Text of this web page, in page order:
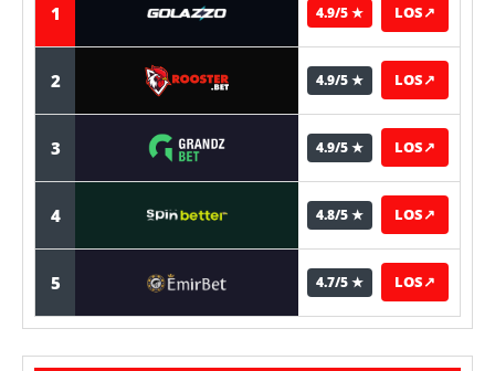
1 4.9/5 ★ LOS↗
2 4.9/5 ★ LOS↗
3 4.9/5 ★ LOS↗
4 4.8/5 ★ LOS↗
5 4.7/5 ★ LOS↗